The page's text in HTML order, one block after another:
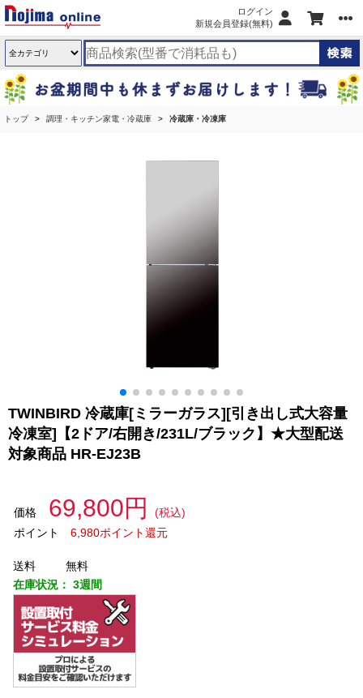
ログイン
新規会員登録(無料)
トップ 調理・キッチン家電・冷蔵庫 冷蔵庫・冷凍庫
TWINBIRD 冷蔵庫[ミラーガラス][引き出し式大容量
冷凍室]【2ドア/右開き/231L/ブラック】★大型配送
対象商品 HR-EJ23B
価格 69,800円
(税込)
ポイント
6,980ポイント還元
送料
無料
在庫状況： 3週間